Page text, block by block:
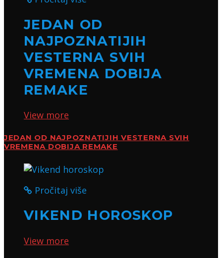
JEDAN OD
NAJPOZNATIJIH
VESTERNA SVIH
VREMENA DOBIJA
REMAKE
View more
JEDAN OD NAJPOZNATIJIH VESTERNA SVIH
VREMENA DOBIJA REMAKE
Pročitaj više
VIKEND HOROSKOP
View more